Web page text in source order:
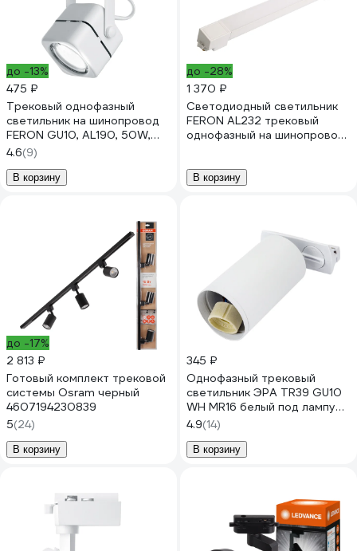
до -13%
475 ₽
Трековый однофазный
светильник на шинопровод
FERON GU10, AL190, 50W,
230V, белый 41589
4.6(9)
В корзину
до -28%
1 370 ₽
Светодиодный светильник
FERON AL232 трековый
однофазный на шинопровод
В корзину
до -17%
2 813 ₽
Готовый комплект трековой
системы Osram черный
4607194230839
5(24)
В корзину
345 ₽
Однофазный трековый
светильник ЭРА TR39 GU10
WH MR16 белый под лампу
Б0053309
4.9(14)
В корзину